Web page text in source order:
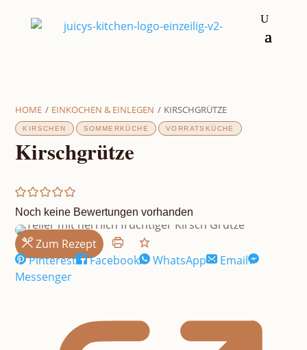
HOME / EINKOCHEN & EINLEGEN / KIRSCHGRÜTZE
KIRSCHEN SOMMERKÜCHE VORRATSKÜCHE
Kirschgrütze
Noch keine Bewertungen vorhanden
Zum Rezept
Pinterest
Facebook WhatsApp
Email
Messenger